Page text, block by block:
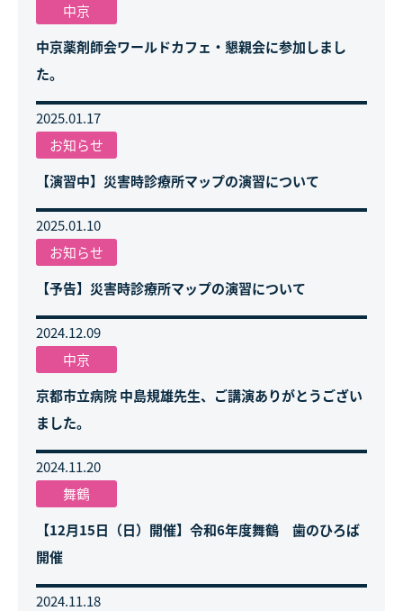
中京
中京薬剤師会ワールドカフェ・懇親会に参加しまし
た。
2025.01.17
お知らせ
【演習中】災害時診療所マップの演習について
2025.01.10
お知らせ
【予告】災害時診療所マップの演習について
2024.12.09
中京
京都市立病院 中島規雄先生、ご講演ありがとうござい
ました。
2024.11.20
舞鶴
【12月15日（日）開催】令和6年度舞鶴 歯のひろば
開催
2024.11.18